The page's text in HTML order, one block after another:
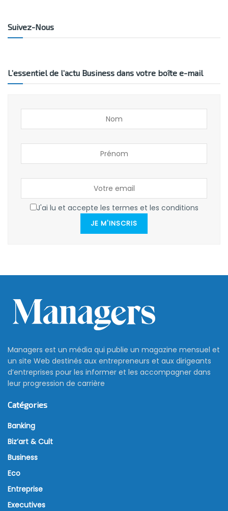
Suivez-Nous
L’essentiel de l’actu Business dans votre boîte e-mail
J'ai lu et accepte les termes et les conditions
JE M'INSCRIS
Managers est un média qui publie un magazine mensuel et
un site Web destinés aux entrepreneurs et aux dirigeants
d’entreprises pour les informer et les accompagner dans
leur progression de carrière
Catégories
Banking
Biz’art & Cult
Business
Eco
Entreprise
Executives